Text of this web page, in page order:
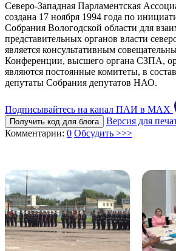
Северо-Западная Парламентская
создана 17 ноября 1994 года по
Собрания Вологодской области для
представительных органов власти
является консультативным
Конференции, высшего органа СЗПА,
являются постоянные комитеты, в
депутаты Собрания депутатов НАО.
Подписывайтесь на канал ПАИ в MAХ
Получить код для блога
Версия для
Комментарии: 0 Обсудить >>>